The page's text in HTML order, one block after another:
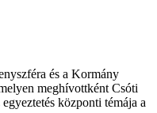
és a Kormány
meghívottként Csóti
központi témája a